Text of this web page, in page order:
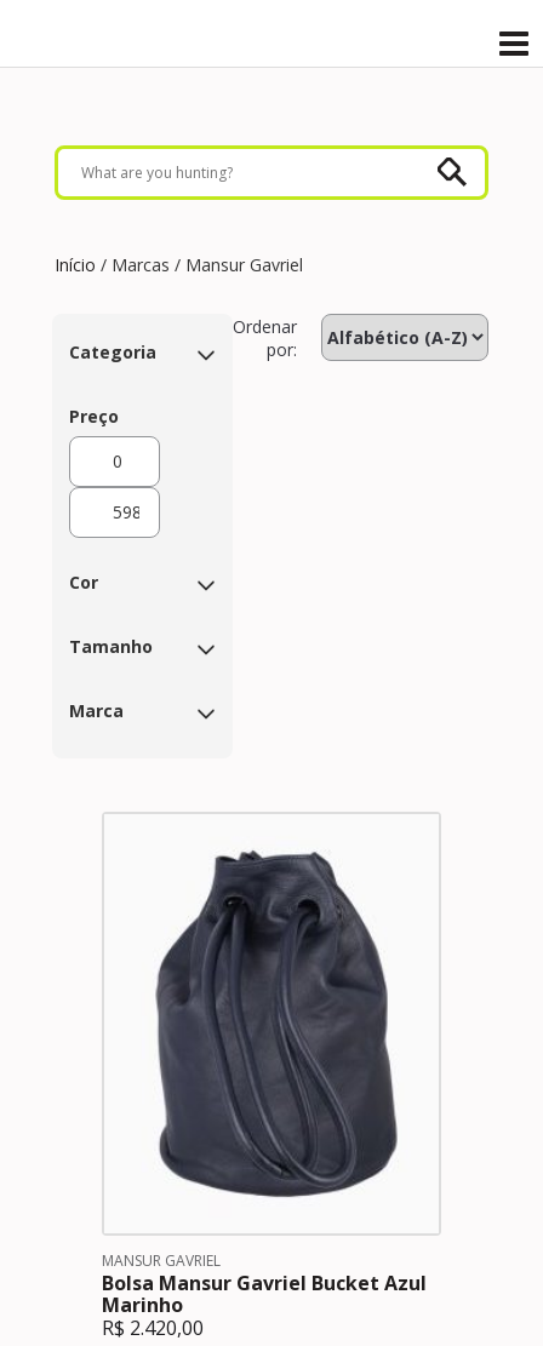
Início / Marcas / Mansur Gavriel
Categoria
Preço
Cor
Tamanho
Marca
Ordenar
por:
MANSUR GAVRIEL
Bolsa Mansur Gavriel Bucket Azul
Marinho
R$ 2.420,00